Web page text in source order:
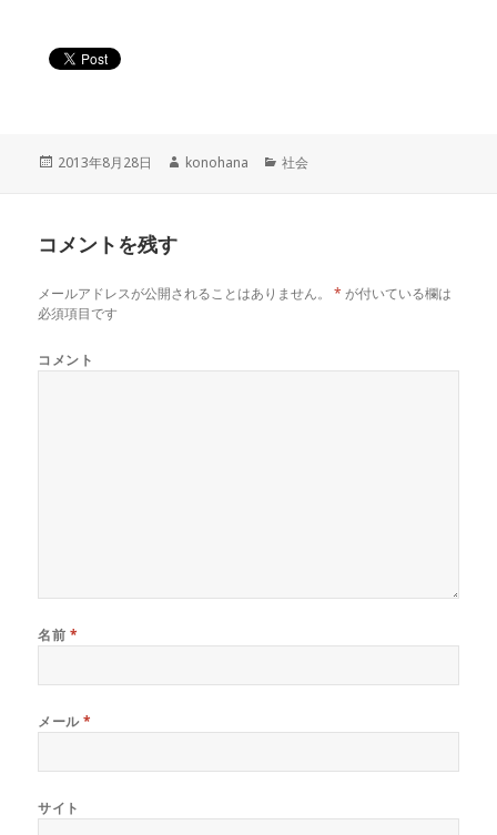
投
2013年8月28日
作
konohana
カ
社会
コメントを残す
メールアドレスが公開されることはありません。 * が付いている欄は
必須項目です
コメント
名前 *
メール*
サイト